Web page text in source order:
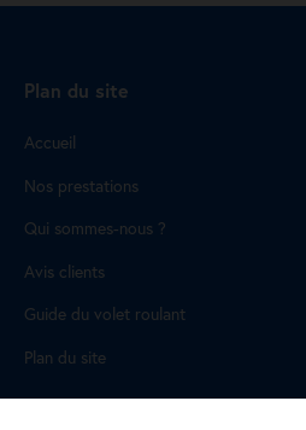
Plan du site
Accueil
Nos prestations
Qui sommes-nous ?
Avis clients
Guide du volet roulant
Plan du site